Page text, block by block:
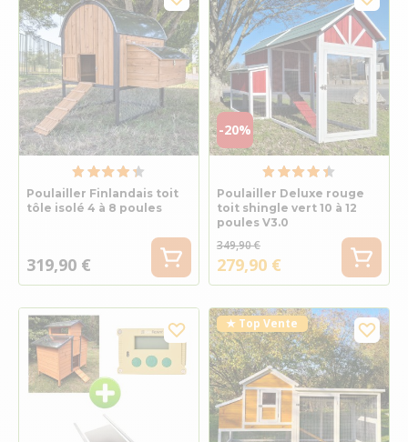
Poulailler Finlandais toit
tôle isolé 4 à 8 poules
319,90 €
-20%
Poulailler Deluxe rouge
toit shingle vert 10 à 12
poules V3.0
349,90 €
279,90 €
★ Top Vente